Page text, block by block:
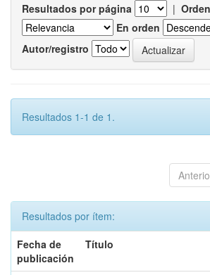
Resultados por página |
En orden
Autor/registro
Resultados 1-1 de 1.
Resultados por ítem:
Fecha de
publicación
Título